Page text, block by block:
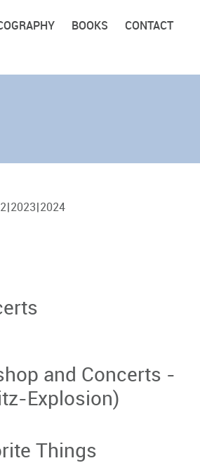
BOOKS CONTACT
2023 2024
and Concerts -
Explosion)
Things